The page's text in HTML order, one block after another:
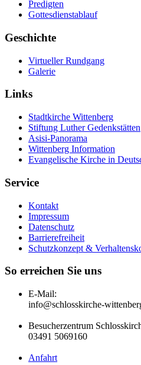
Predigten
Gottesdienstablauf
Geschichte
Virtueller Rundgang
Galerie
Links
Stadtkirche Wittenberg
Stiftung Luther Gedenkstätten
Asisi-Panorama
Wittenberg Information
Evangelische Kirche in
Service
Kontakt
Impressum
Datenschutz
Barrierefreiheit
Schutzkonzept &
So erreichen Sie uns
E-Mail:
info@schlosskirche-
Besucherzentrum
03491 5069160
Anfahrt